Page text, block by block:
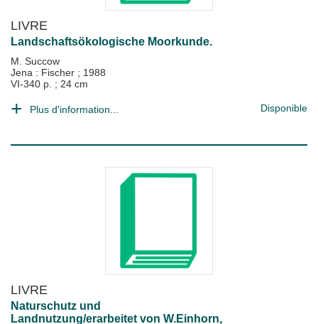
LIVRE
Landschaftsökologische Moorkunde.
M. Succow
Jena : Fischer ; 1988
VI-340 p. ; 24 cm
Plus d'information... Disponible
LIVRE
Naturschutz und
Landnutzung/erarbeitet von W.Einhorn,